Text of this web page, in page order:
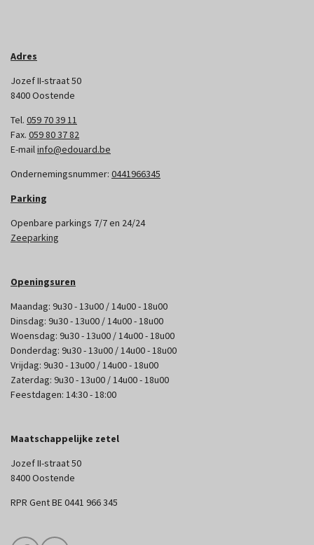
Adres
Jozef II-straat 50
8400 Oostende
Tel. 059 70 39 11
Fax. 059 80 37 82
E-mailinfo@edouard.be
Ondernemingsnummer: 0441966345
Parking
Openbare parkings 7/7 en 24/24
Zeeparking
Openingsuren
Maandag: 9u30 - 13u00 / 14u00 - 18u00
Dinsdag: 9u30 - 13u00 / 14u00 - 18u00
Woensdag: 9u30 - 13u00 / 14u00 - 18u00
Donderdag: 9u30 - 13u00 / 14u00 - 18u00
Vrijdag: 9u30 - 13u00 / 14u00 - 18u00
Zaterdag: 9u30 - 13u00 / 14u00 - 18u00
Feestdagen: 14:30 - 18:00
Maatschappelijke zetel
Jozef II-straat 50
8400 Oostende
RPR Gent BE 0441 966 345